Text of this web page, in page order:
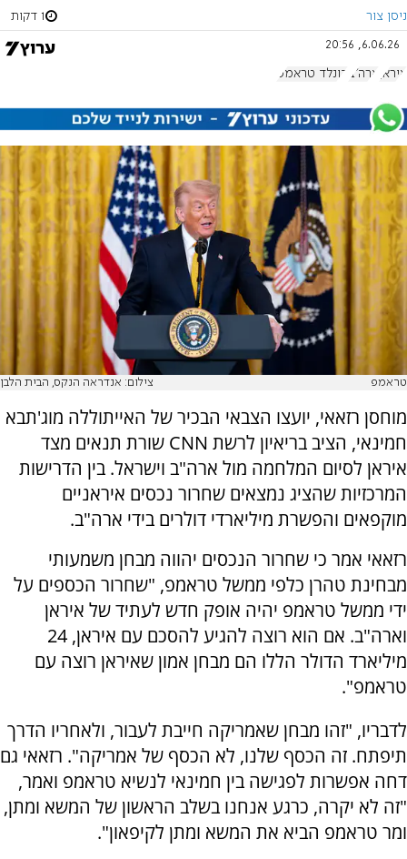
ניסן צור 1 דקות
6.06.26, 20:56
איראן ארה"ב דונלד טראמפ
טראמפ צילום: אנדראה הנקס, הבית הלבן
מוחסן רזאאי, יועצו הצבאי הבכיר של האייתוללה מוג'תבא
חמינאי, הציב בריאיון לרשת CNN שורת תנאים מצד
איראן לסיום המלחמה מול ארה"ב וישראל. בין הדרישות
המרכזיות שהציג נמצאים שחרור נכסים איראניים
מוקפאים והפשרת מיליארדי דולרים בידי ארה"ב.
רזאאי אמר כי שחרור הנכסים יהווה מבחן משמעותי
מבחינת טהרן כלפי ממשל טראמפ, "שחרור הכספים על
ידי ממשל טראמפ יהיה אופק חדש לעתיד של איראן
וארה"ב. אם הוא רוצה להגיע להסכם עם איראן, 24
מיליארד הדולר הללו הם מבחן אמון שאיראן רוצה עם
טראמפ".
לדבריו, "זהו מבחן שאמריקה חייבת לעבור, ולאחריו הדרך
תיפתח. זה הכסף שלנו, לא הכסף של אמריקה". רזאאי גם
דחה אפשרות לפגישה בין חמינאי לנשיא טראמפ ואמר,
"זה לא יקרה, כרגע אנחנו בשלב הראשון של המשא ומתן,
ומר טראמפ הביא את המשא ומתן לקיפאון".